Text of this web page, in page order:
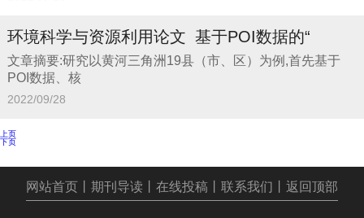
环境科学与资源利用论文_基于POI数据的“
文章摘要:研究以黄河三角洲19县（市、区）为例,首先基于
POI数据、核
2022/09/28
上页
下页
网站首页 期刊导读 在线投稿 联系我们 返回顶部